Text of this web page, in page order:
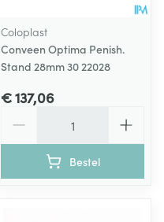
Coloplast
Conveen Optima Penish.
Stand 28mm 30 22028
€ 137,06
Bestel